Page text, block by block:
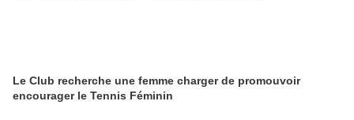
Le Club recherche une femme charger de promouvoir
encourager le Tennis Féminin